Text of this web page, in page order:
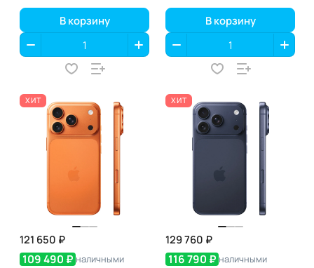
В корзину В корзину
ХИТ
121 650 ₽
109 490 ₽ наличными
ХИТ
129 760 ₽
116 790 ₽ наличными